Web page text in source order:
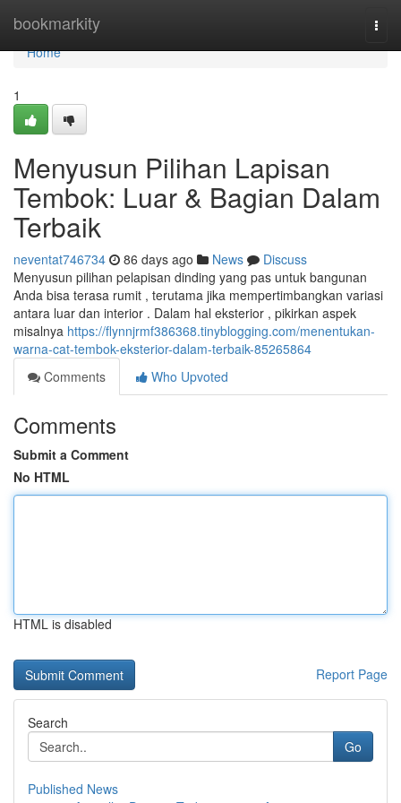
bookmarkity
Home
Home
1
Menyusun Pilihan Lapisan
Tembok: Luar & Bagian Dalam
Terbaik
neventat746734 86 days ago News
Discuss
Menyusun pilihan pelapisan dinding yang pas untuk bangunan
Anda bisa terasa rumit , terutama jika mempertimbangkan variasi
antara luar dan interior . Dalam hal eksterior , pikirkan aspek
misalnya https://flynnjrmf386368.tinyblogging.com/menentukan-
warna-cat-tembok-eksterior-dalam-terbaik-85265864
Comments
Who Upvoted
Comments
Submit a Comment
No HTML
HTML is disabled
Report Page
Search
Go
Published News